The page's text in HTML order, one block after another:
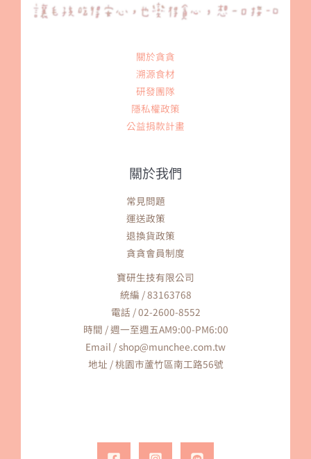
關於貪貪
溯源食材
研發團隊
隱私權政策
公益捐款計畫
關於我們
常見問題
運送政策
退換貨政策
貪貪會員制度
寶研生技有限公司
統編 / 83163768
電話 / 02-2600-8552
時間 / 週一至週五AM9:00-PM6:00
Email / shop@munchee.com.tw
地址 / 桃園市蘆竹區南工路56號